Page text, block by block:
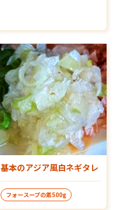
基本のアジア風白ネギタレ
フォースープの素500g